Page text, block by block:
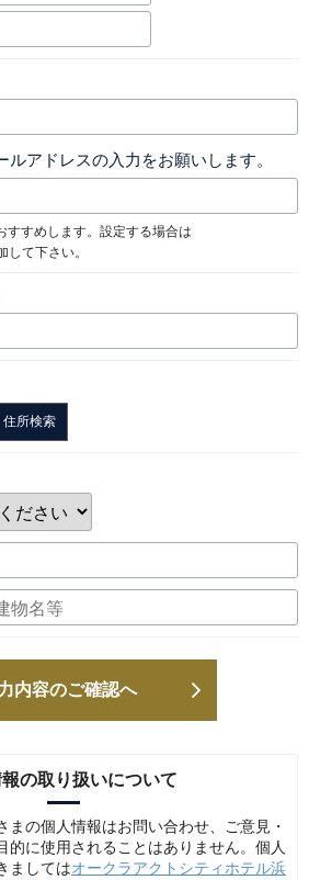
アドレスの入力をお願いします。
すめします。設定する場合は
して下さい。
住所検索
の取り扱いについて
まの個人情報はお問い合わせ、ご意見・
的に使用されることはありません。個人
ましてはオークラアクトシティホテル浜